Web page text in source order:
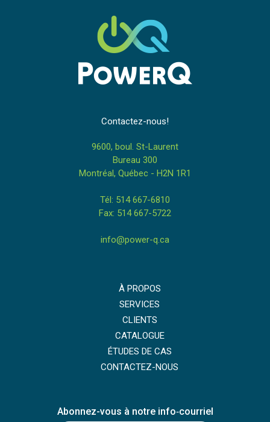
Contactez-nous!
9600, boul. St-Laurent
Bureau 300
Montréal, Québec - H2N 1R1
Tél: 514 667-6810
Fax: 514 667-5722
info@power-q.ca
À PROPOS
SERVICES
CLIENTS
CATALOGUE
ÉTUDES DE CAS
CONTACTEZ-NOUS
Abonnez-vous à notre info‑courriel